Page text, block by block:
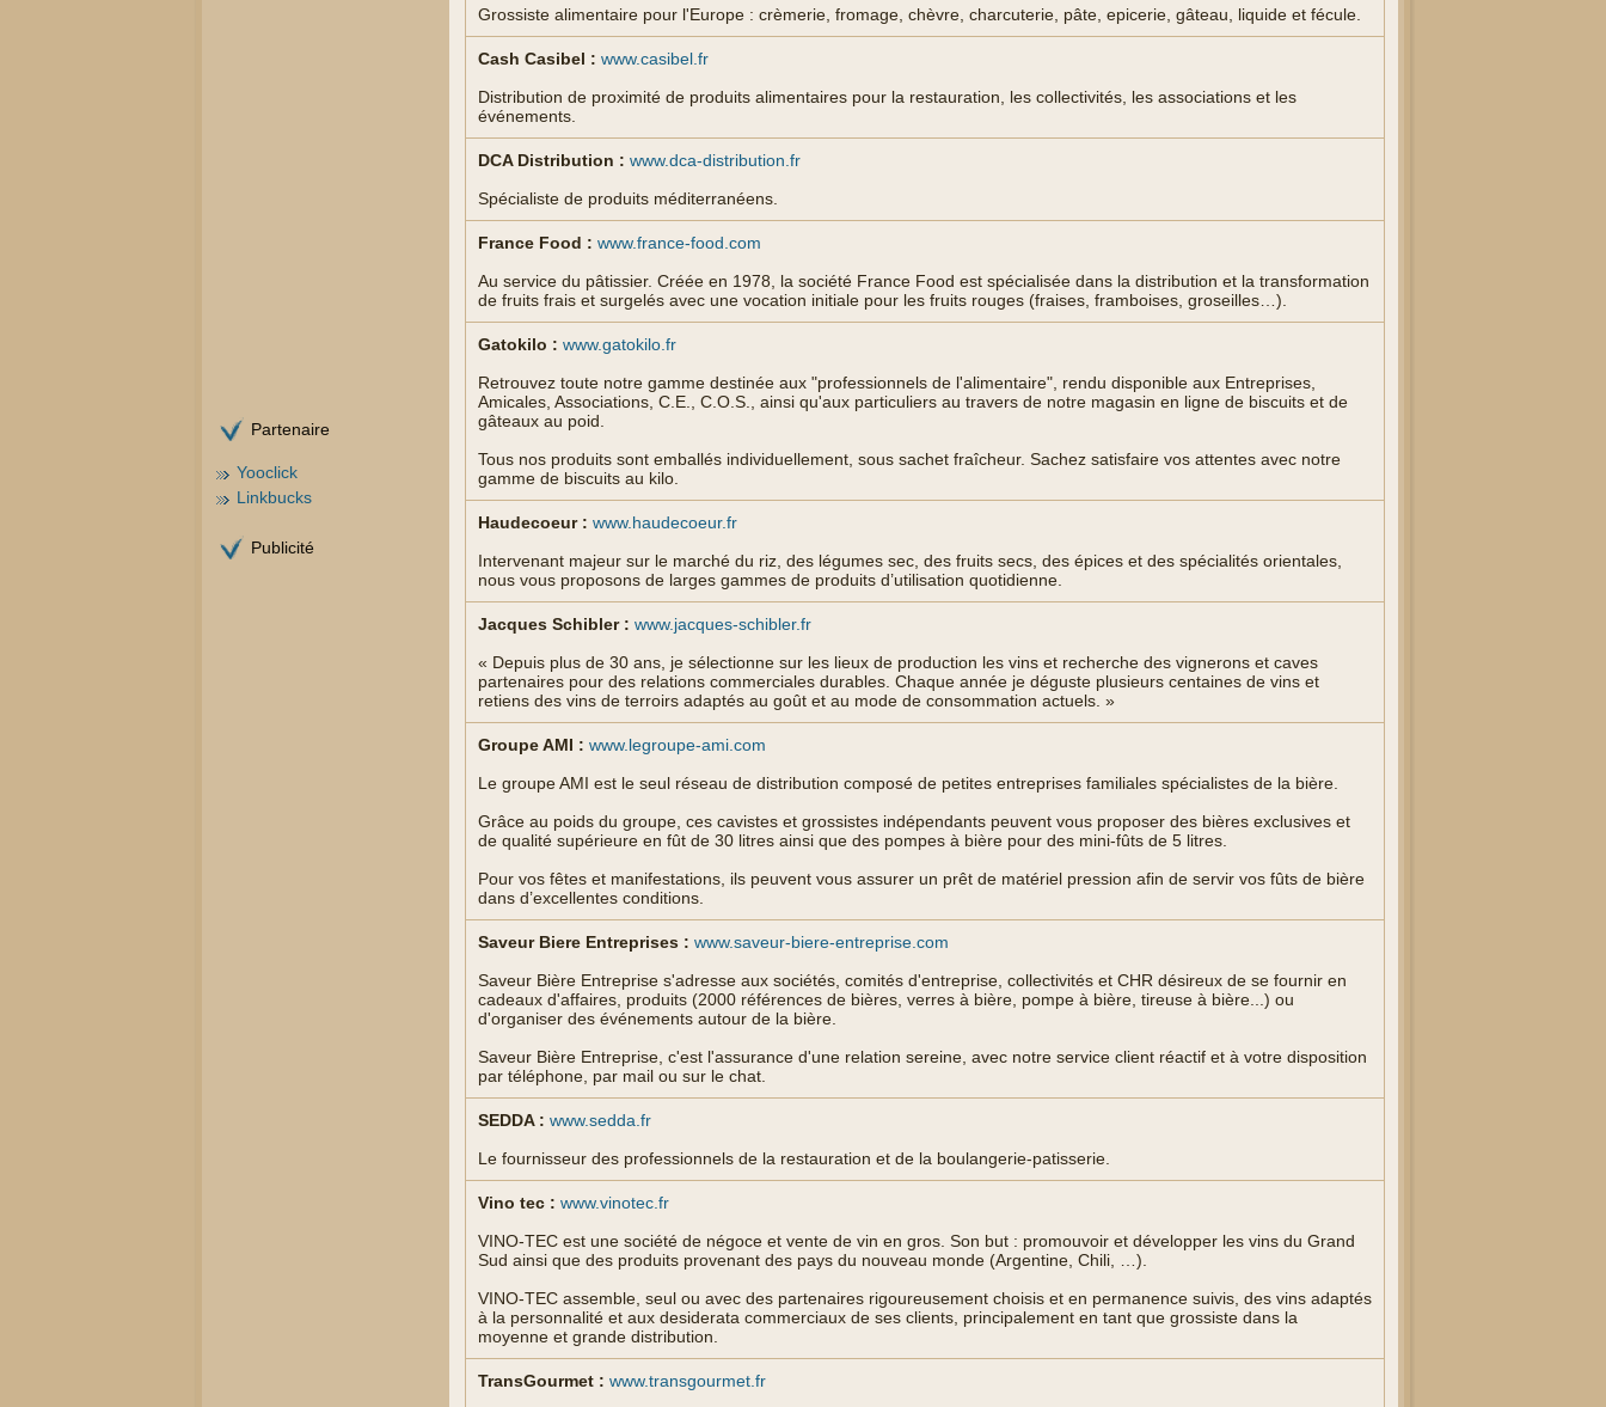
Partenaire
Yooclick
Linkbucks
Publicité
Grossiste alimentaire pour l'Europe : crèmerie, fromage, chèvre, charcuterie, pâte, epicerie, gâteau, liquide et fécule.
Cash Casibel : www.casibel.fr
Distribution de proximité de produits alimentaires pour la restauration, les collectivités, les associations et les
événements.
DCA Distribution : www.dca-distribution.fr
Spécialiste de produits méditerranéens.
France Food : www.france-food.com
Au service du pâtissier. Créée en 1978, la société France Food est spécialisée dans la distribution et la transformation
de fruits frais et surgelés avec une vocation initiale pour les fruits rouges (fraises, framboises, groseilles…).
Gatokilo : www.gatokilo.fr
Retrouvez toute notre gamme destinée aux "professionnels de l'alimentaire", rendu disponible aux Entreprises,
Amicales, Associations, C.E., C.O.S., ainsi qu'aux particuliers au travers de notre magasin en ligne de biscuits et de
gâteaux au poid.
Tous nos produits sont emballés individuellement, sous sachet fraîcheur. Sachez satisfaire vos attentes avec notre
gamme de biscuits au kilo.
Haudecoeur : www.haudecoeur.fr
Intervenant majeur sur le marché du riz, des légumes sec, des fruits secs, des épices et des spécialités orientales,
nous vous proposons de larges gammes de produits d’utilisation quotidienne.
Jacques Schibler : www.jacques-schibler.fr
« Depuis plus de 30 ans, je sélectionne sur les lieux de production les vins et recherche des vignerons et caves
partenaires pour des relations commerciales durables. Chaque année je déguste plusieurs centaines de vins et
retiens des vins de terroirs adaptés au goût et au mode de consommation actuels. »
Groupe AMI : www.legroupe-ami.com
Le groupe AMI est le seul réseau de distribution composé de petites entreprises familiales spécialistes de la bière.
Grâce au poids du groupe, ces cavistes et grossistes indépendants peuvent vous proposer des bières exclusives et
de qualité supérieure en fût de 30 litres ainsi que des pompes à bière pour des mini-fûts de 5 litres.
Pour vos fêtes et manifestations, ils peuvent vous assurer un prêt de matériel pression afin de servir vos fûts de bière
dans d’excellentes conditions.
Saveur Biere Entreprises : www.saveur-biere-entreprise.com
Saveur Bière Entreprise s'adresse aux sociétés, comités d'entreprise, collectivités et CHR désireux de se fournir en
cadeaux d'affaires, produits (2000 références de bières, verres à bière, pompe à bière, tireuse à bière...) ou
d'organiser des événements autour de la bière.
Saveur Bière Entreprise, c'est l'assurance d'une relation sereine, avec notre service client réactif et à votre disposition
par téléphone, par mail ou sur le chat.
SEDDA : www.sedda.fr
Le fournisseur des professionnels de la restauration et de la boulangerie-patisserie.
Vino tec : www.vinotec.fr
VINO-TEC est une société de négoce et vente de vin en gros. Son but : promouvoir et développer les vins du Grand
Sud ainsi que des produits provenant des pays du nouveau monde (Argentine, Chili, …).
VINO-TEC assemble, seul ou avec des partenaires rigoureusement choisis et en permanence suivis, des vins adaptés
à la personnalité et aux desiderata commerciaux de ses clients, principalement en tant que grossiste dans la
moyenne et grande distribution.
TransGourmet : www.transgourmet.fr